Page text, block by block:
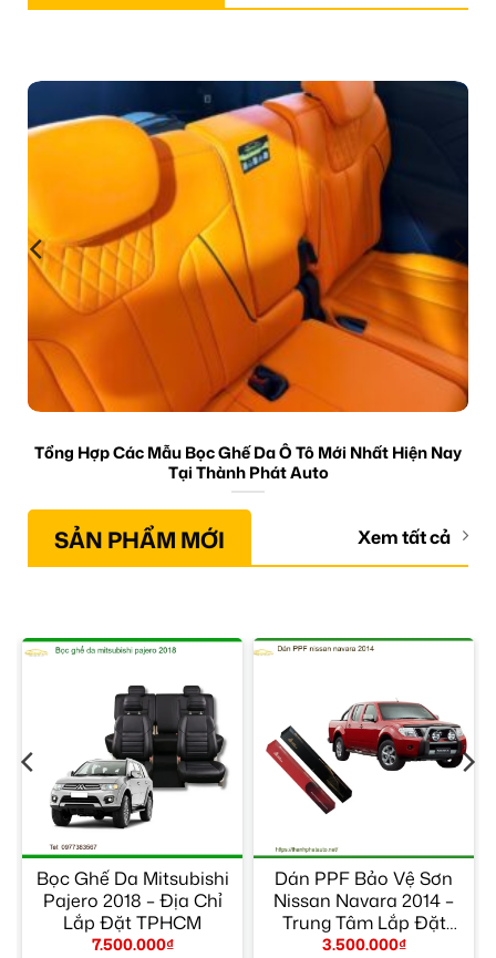
Tổng Hợp Các Mẫu Bọc Ghế Da Ô Tô Mới Nhất Hiện Nay
Tại Thành Phát Auto
SẢN PHẨM MỚI Xem tất cả
Bọc Ghế Da Mitsubishi
Pajero 2018 – Địa Chỉ
Lắp Đặt TPHCM
7.500.000₫
Dán PPF Bảo Vệ Sơn
Nissan Navara 2014 –
Trung Tâm Lắp Đặt
Chính Hãng TPHCM
3.500.000₫